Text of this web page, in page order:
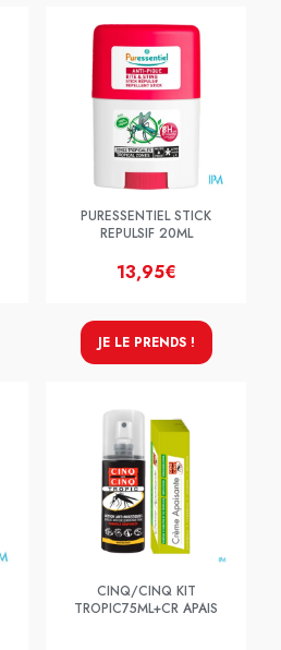
PURESSENTIEL STICK
REPULSIF 20ML
13,95€
JE LE PRENDS !
CINQ/CINQ KIT
TROPIC75ML+CR APAIS